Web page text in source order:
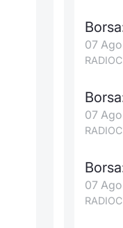
07
07
07